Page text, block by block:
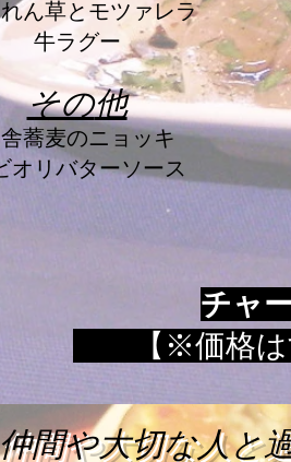
貸切
間や大切な人と
ん草とモツァレラ
牛ラグー
その他
蕎麦のニョッキ
オリバターソース
チャ
【※価格は